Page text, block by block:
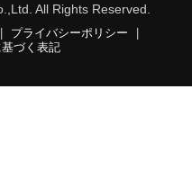
All Rights Reserved.
プライバシーポリシー
づく表記